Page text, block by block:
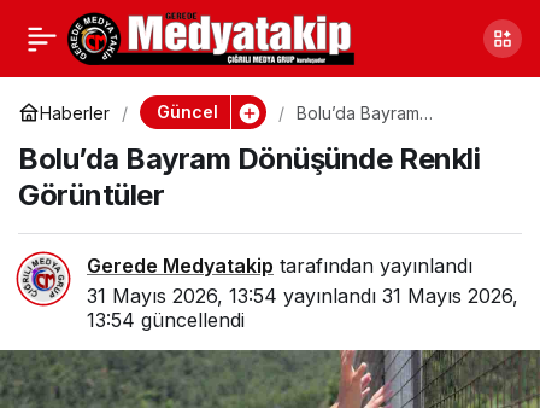
Haberler Güncel
Bolu’da Bayram
Görüntüler
Bolu’da Bayram Dönüşünde Renkli
Görüntüler
Gerede Medyatakip tarafından yayınlandı
31 Mayıs 2026, 13:54 yayınlandı 31 Mayıs 2026,
13:54 güncellendi
Bolu’da Seyir Halindeki
Otomobil Alev Aldı
Paylaş